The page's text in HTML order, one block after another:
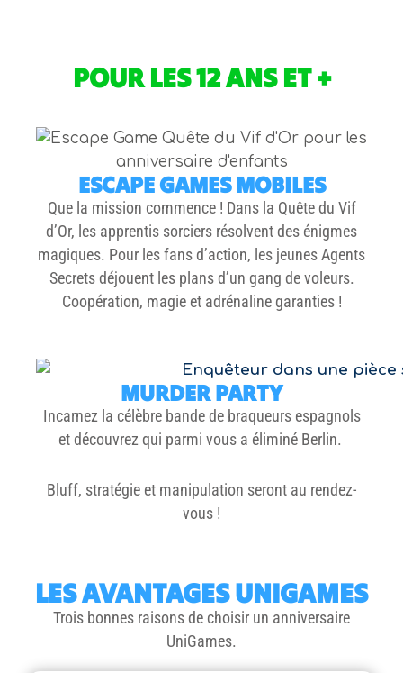
POUR LES 12 ANS ET +
ESCAPE GAMES MOBILES
Que la mission commence ! Dans la Quête du Vif
d’Or, les apprentis sorciers résolvent des énigmes
magiques. Pour les fans d’action, les jeunes Agents
Secretsdéjouent les plans d’un gang de voleurs.
Coopération, magie et adrénaline garanties !
MURDER PARTY
Incarnez la célèbre bande de braqueurs espagnols
et découvrez qui parmi vous a éliminé Berlin.
Bluff, stratégie et manipulation seront au rendez-
vous !
LES AVANTAGES UNIGAMES
Trois bonnes raisons de choisir un anniversaire
UniGames.